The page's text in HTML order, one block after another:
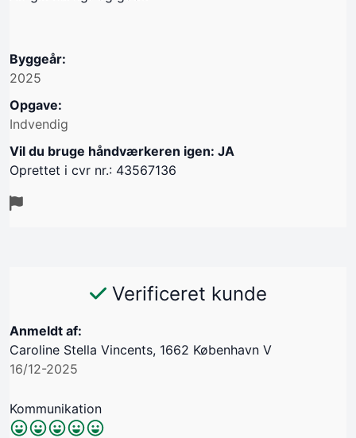
Byggeår:
2025
Opgave:
Indvendig
Vil du bruge håndværkeren igen: JA
Oprettet i cvr nr.: 43567136
Verificeret kunde
Anmeldt af:
Caroline Stella Vincents, 1662 København V
16/12-2025
Kommunikation